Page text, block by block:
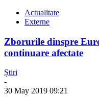
Actualitate
Externe
Zborurile dinspre
continuare afectate
Știri
-
30 May 2019 09:21